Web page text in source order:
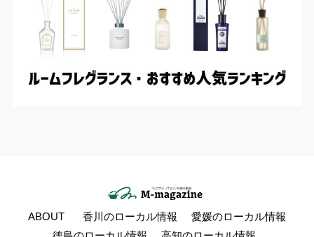
ABOUT 香川のローカル情報
愛媛のローカル情報